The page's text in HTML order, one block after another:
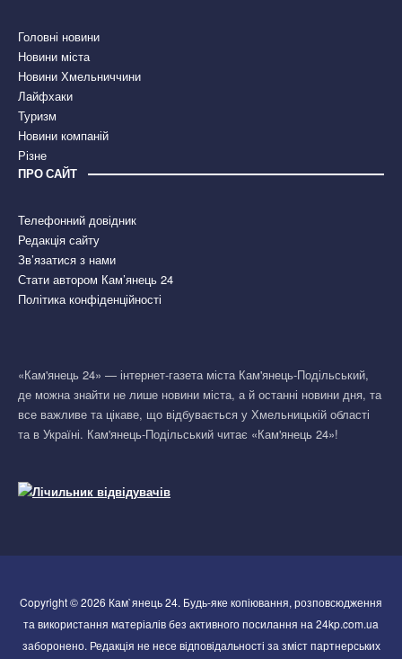
Головні новини
Новини міста
Новини Хмельниччини
Лайфхаки
Туризм
Новини компаній
Різне
ПРО САЙТ
Телефонний довідник
Редакція сайту
Зв’язатися з нами
Стати автором Кам’янець 24
Політика конфіденційності
«Кам'янець 24» — інтернет-газета міста Кам'янець-Подільський,
де можна знайти не лише новини міста, а й останні новини дня, та
все важливе та цікаве, що відбувається у Хмельницькій області
та в Україні. Кам'янець-Подільський читає «Кам'янець 24»!
Copyright © 2026 Кам`янець 24. Будь-яке копіювання, розповсюдження
та використання матеріалів без активного посилання на 24kp.com.ua
заборонено. Редакція не несе відповідальності за зміст партнерських